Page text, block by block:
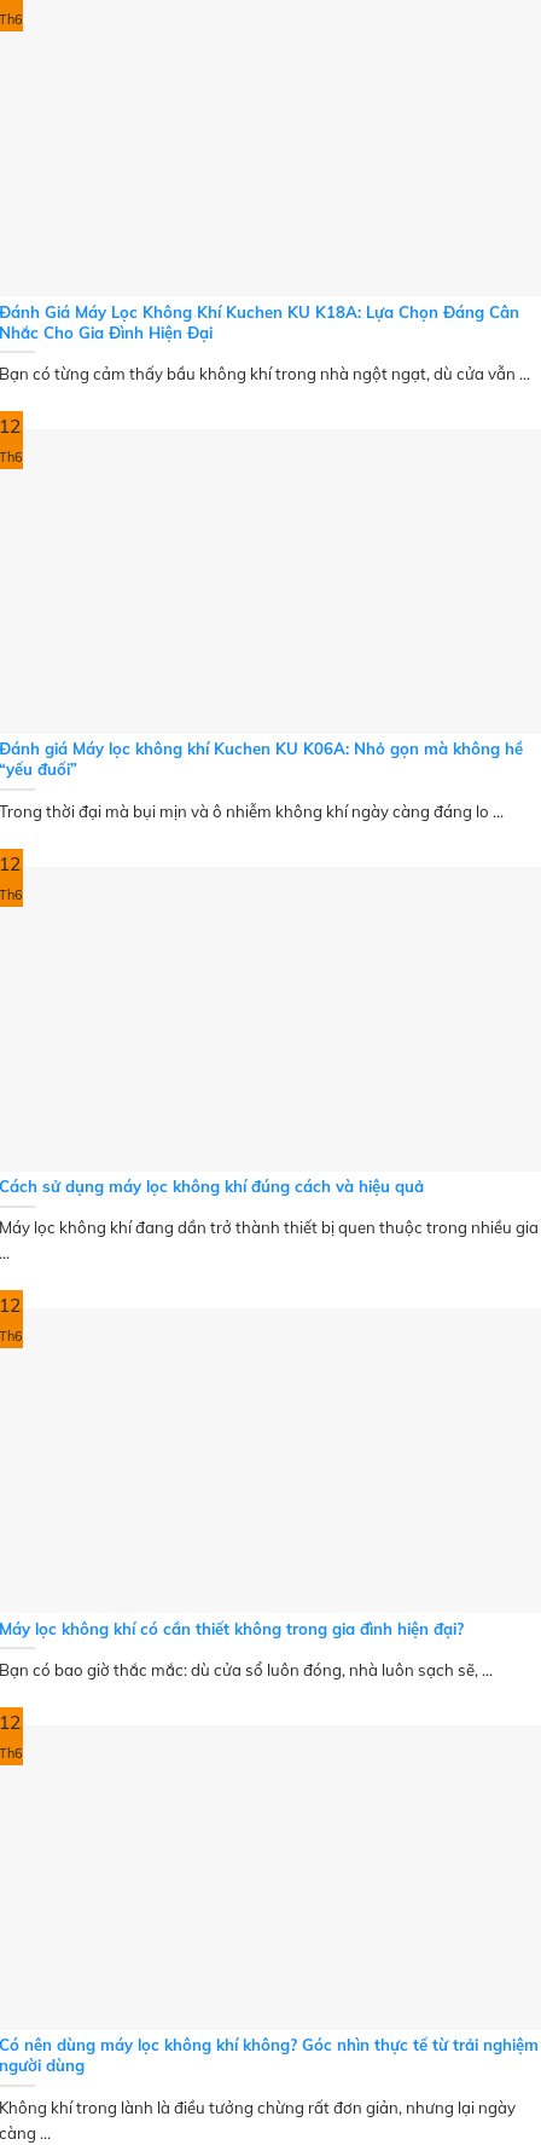
Th6
Đánh Giá Máy Lọc Không Khí Kuchen KU K18A: Lựa Chọn Đáng Cân
Nhắc Cho Gia Đình Hiện Đại
Bạn có từng cảm thấy bầu không khí trong nhà ngột ngạt, dù cửa vẫn ...
12
Th6
Đánh giá Máy lọc không khí Kuchen KU K06A: Nhỏ gọn mà không hề
“yếu đuối”
Trong thời đại mà bụi mịn và ô nhiễm không khí ngày càng đáng lo ...
12
Th6
Cách sử dụng máy lọc không khí đúng cách và hiệu quả
Máy lọc không khí đang dần trở thành thiết bị quen thuộc trong nhiều gia
...
12
Th6
Máy lọc không khí có cần thiết không trong gia đình hiện đại?
Bạn có bao giờ thắc mắc: dù cửa sổ luôn đóng, nhà luôn sạch sẽ, ...
12
Th6
Có nên dùng máy lọc không khí không? Góc nhìn thực tế từ trải nghiệm
người dùng
Không khí trong lành là điều tưởng chừng rất đơn giản, nhưng lại ngày
càng ...